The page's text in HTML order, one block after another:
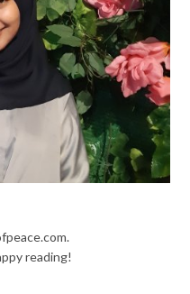
reading!